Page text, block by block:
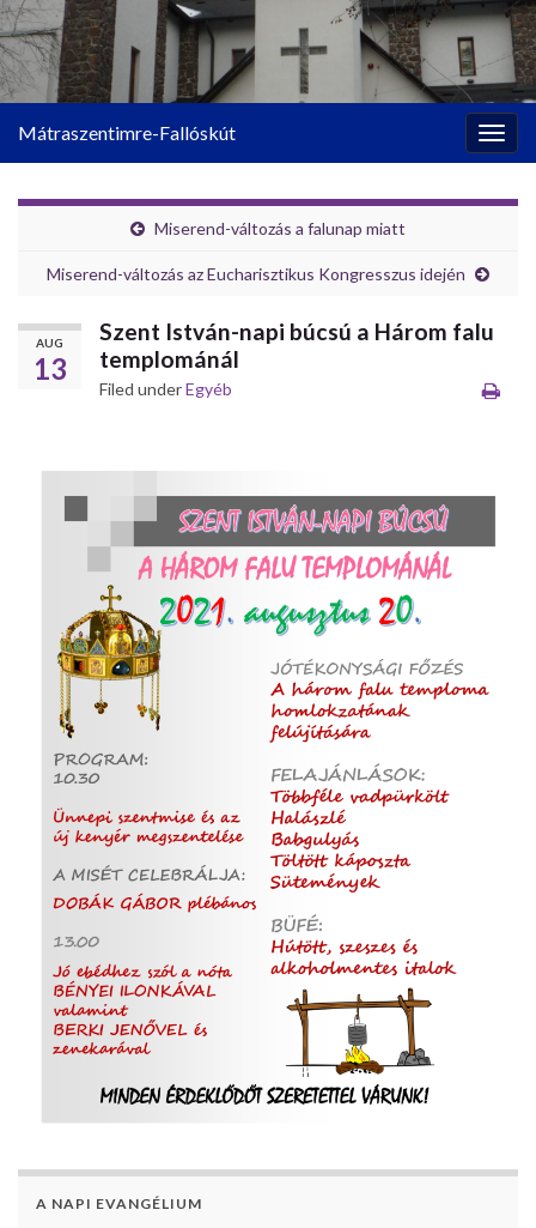
Mátraszentimre-Fallóskút
Miserend-változás a falunap miatt
Miserend-változás az Eucharisztikus Kongresszus idején
AUG
13
Szent István-napi búcsú a Három falu
templománál
Filed underEgyéb
A NAPI EVANGÉLIUM